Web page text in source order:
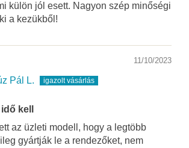
külön jól esett. Nagyon szép minőségi
a kezükből!
11/10/2023
Pál L.
kell
az üzleti modell, hogy a legtöbb
gyártják le a rendezőket, nem